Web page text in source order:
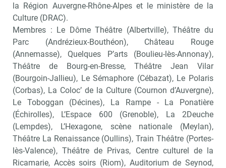
la Région Auvergne-Rhône-Alpes et le ministère de la
Culture (DRAC).
Membres : Le Dôme Théâtre (Albertville), Théâtre du
Parc (Andrézieux-Bouthéon), Château Rouge
(Annemasse), Quelques P’arts (Boulieu-lès-Annonay),
Théâtre de Bourg-en-Bresse, Théâtre Jean Vilar
(Bourgoin-Jallieu), Le Sémaphore (Cébazat), Le Polaris
(Corbas), La Coloc’ de la Culture (Cournon d’Auvergne),
Le Toboggan (Décines), La Rampe - La Ponatière
(Échirolles), L’Espace 600 (Grenoble), La 2Deuche
(Lempdes), L’Hexagone, scène nationale (Meylan),
Théâtre La Renaissance (Oullins), Train Théâtre (Portes-
lès-Valence), Théâtre de Privas, Centre culturel de la
Ricamarie, Accès soirs (Riom), Auditorium de Seynod,